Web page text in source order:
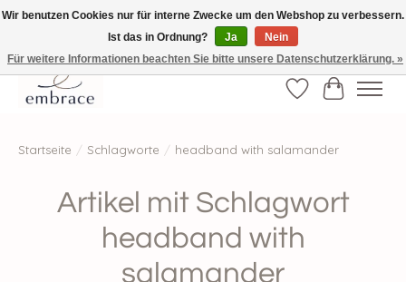
√ Versandkostenfrei ab € 40-, √ Made with Love and Happiness √Exklusiv und
nur hier im Onlineshop √high-quality & long-lasting fashion
Wunschzettel
Ihr
Startseite / Schlagworte / headband with salamander
Artikel mit Schlagwort
headband with
salamander
Wir benutzen Cookies nur für interne Zwecke um den Webshop zu verbessern.
Ist das in Ordnung?
Ja
Nein
Für weitere Informationen beachten Sie bitte unsere Datenschutzerklärung. »